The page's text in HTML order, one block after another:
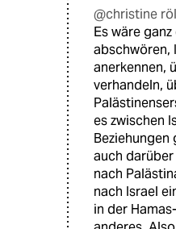
@christine
Es wäre
abschwören,
anerkennen,
verhandeln,
es zwischen
Beziehungen
auch
nach
nach Israel
in der